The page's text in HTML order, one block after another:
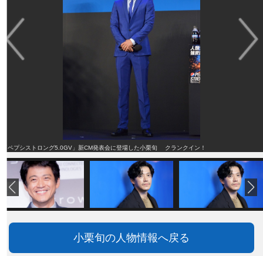
「ペプシストロング5.0GV」新CM発表会に登場した小栗旬 クランクイン！
小栗旬の人物情報へ戻る